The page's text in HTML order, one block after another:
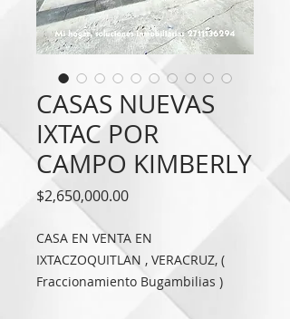
CASAS NUEVAS
IXTAC POR
CAMPO KIMBERLY
$2,650,000.00Precio
CASA EN VENTA EN
IXTACZOQUITLAN , VERACRUZ, (
Fraccionamiento Bugambilias )
PRECIO DESDE $2’650,000 a